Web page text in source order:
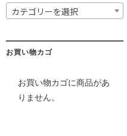
カテゴリーを選択
お買い物カゴ
お買い物カゴに商品があ
りません。